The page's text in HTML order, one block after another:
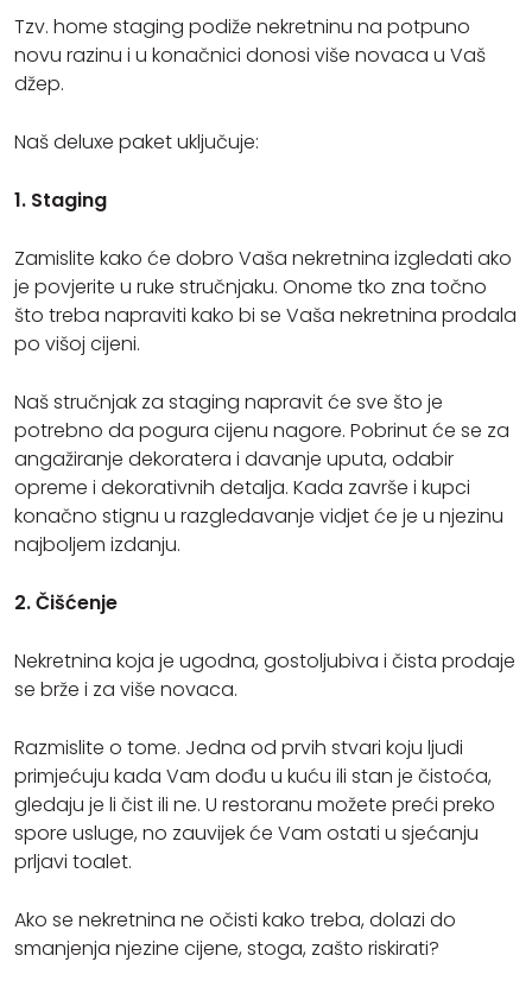
Tzv. home staging podiže nekretninu na potpuno
novu razinu i u konačnici donosi više novaca u Vaš
džep.
Naš deluxe paket uključuje:
1. Staging
Zamislite kako će dobro Vaša nekretnina izgledati ako
je povjerite u ruke stručnjaku. Onome tko zna točno
što treba napraviti kako bi se Vaša nekretnina prodala
po višoj cijeni.
Naš stručnjak za staging napravit će sve što je
potrebno da pogura cijenu nagore. Pobrinut će se za
angažiranje dekoratera i davanje uputa, odabir
opreme i dekorativnih detalja. Kada završe i kupci
konačno stignu u razgledavanje vidjet će je u njezinu
najboljem izdanju.
2. Čišćenje
Nekretnina koja je ugodna, gostoljubiva i čista prodaje
se brže i za više novaca.
Razmislite o tome. Jedna od prvih stvari koju ljudi
primjećuju kada Vam dođu u kuću ili stan je čistoća,
gledaju je li čist ili ne. U restoranu možete preći preko
spore usluge, no zauvijek će Vam ostati u sjećanju
prljavi toalet.
Ako se nekretnina ne očisti kako treba, dolazi do
smanjenja njezine cijene, stoga, zašto riskirati?